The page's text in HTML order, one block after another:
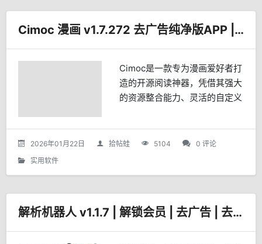
Cimoc 漫画 v1.7.272 去广告纯净版APP | 内置多图源
Cimoc是一款专为漫画爱好者打
造的开源阅读神器，凭借其强大
的资源整合能力、灵活的自定义
为安卓平台上备受推崇的漫画阅
读工具。它不仅汇聚了来自全球
2026年01月22日 拾帖蛙 5104
0 评论
实用软件
解析机器人 v1.1.7 | 解锁会员 | 去广告 | 去升级